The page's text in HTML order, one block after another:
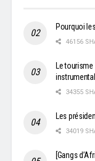
Pourquoi
46156
Le
34355
Les
34019
[Gangs